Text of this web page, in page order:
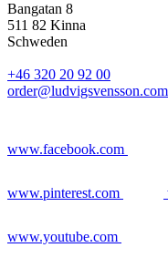
Bangatan 8
511 82 Kinna
Schweden
+46 320 20 92 00
order@ludvigsvensson.com
www.facebook.com
www.pinterest.com
www.youtube.com